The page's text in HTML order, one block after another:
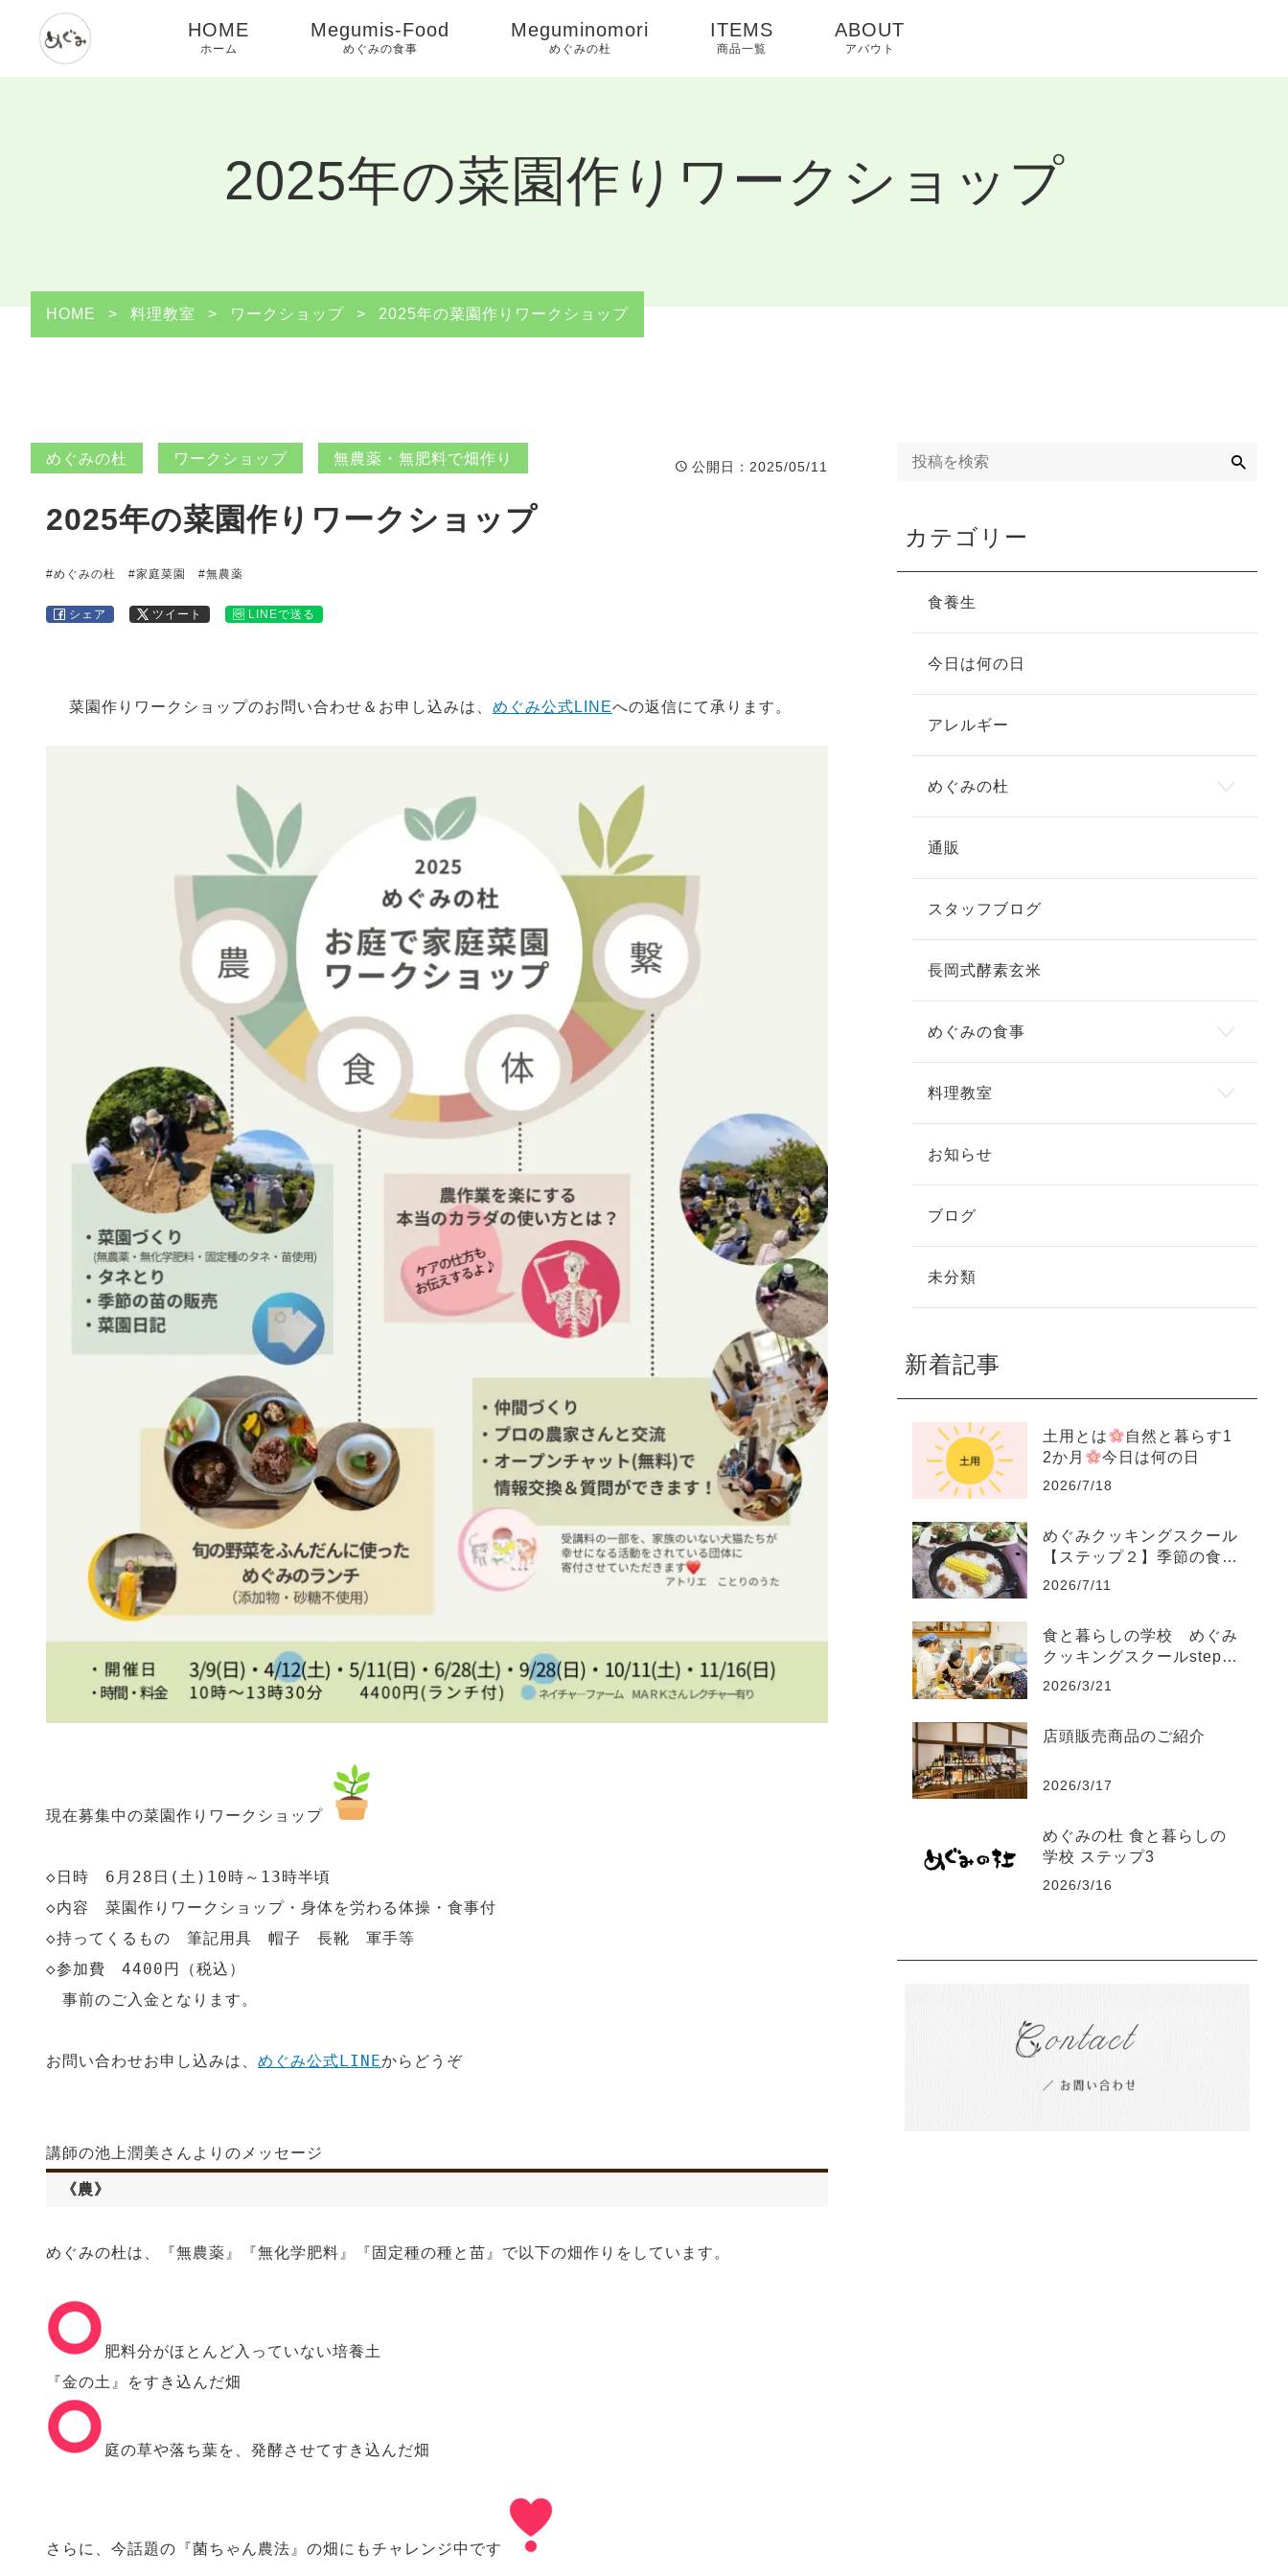
HOME
ホーム
Megumis-Food
めぐみの食事
Meguminomori
めぐみの杜
ITEMS
商品一覧
ABOUT
アバウト
2025年の菜園作りワークショップ
HOME > 料理教室 > ワークショップ > 2025年の菜園作りワークショップ
めぐみの杜 ワークショップ 無農薬・無肥料で畑作り
公開日 ：2025/05/11
2025年の菜園作りワークショップ
#めぐみの杜 #家庭菜園 #無農薬
シェア ツイート LINEで送る
菜園作りワークショップのお問い合わせ＆お申し込みは、 めぐみ公式LINEへの返信にて承ります。
現在募集中の菜園作りワークショップ
◇日時　6月28日(土)10時～13時半頃
◇内容　菜園作りワークショップ・身体を労わる体操・食事付
◇持ってくるもの　筆記用具　帽子　長靴　軍手等
◇参加費　4400円（税込）
事前のご入金となります。
お問い合わせお申し込みは、 めぐみ公式LINEからどうぞ
講師の池上潤美さんよりのメッセージ
《農》
めぐみの杜は、『無農薬』『無化学肥料』『固定種の種と苗』で以下の畑作りをしています。
️肥料分がほとんど入っていない培養土
『金の土』をすき込んだ畑
️庭の草や落ち葉を、発酵させてすき込んだ畑
さらに、今話題の『菌ちゃん農法』の畑にもチャレンジ中です
カテゴリー
食養生
今日は何の日
アレルギー
めぐみの杜
通販
スタッフブログ
長岡式酵素玄米
めぐみの食事
料理教室
お知らせ
ブログ
未分類
新着記事
土用とは
自然と暮らす1
2か月
今日は何の日
2026/7/18
めぐみクッキングスクール
【ステップ２】季節の食養
生コース
2026/7/11
食と暮らしの学校 めぐみ
クッキングスクールstep1
～step4
2026/3/21
店頭販売商品のご紹介
2026/3/17
めぐみの杜 食と暮らしの
学校 ステップ3
2026/3/16